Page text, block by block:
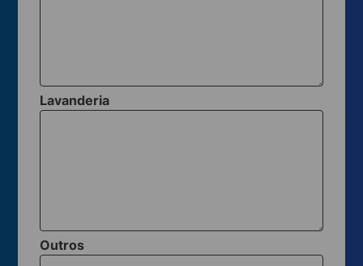
Lavanderia
Outros